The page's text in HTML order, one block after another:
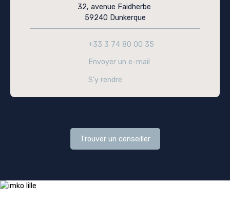
32, avenue Faidherbe
59240 Dunkerque
+33 3 74 80 00 35
Envoyer un e-mail
S'y rendre
Trouver un conseiller